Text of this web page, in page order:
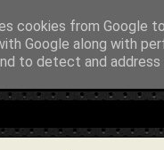
cookies from Google
Google along with
to detect and address